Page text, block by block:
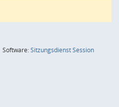
Software:SitzungsdienstSession(Wird in